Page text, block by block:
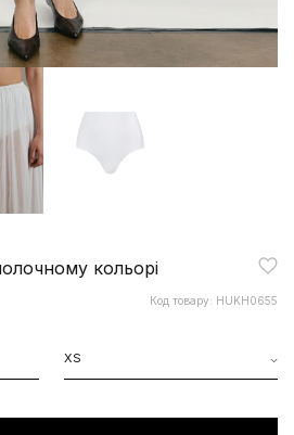
кольорі
Код товару: HUKH0655
XS